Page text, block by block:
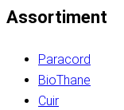
Assortiment
Paracord
BioThane
Cuir